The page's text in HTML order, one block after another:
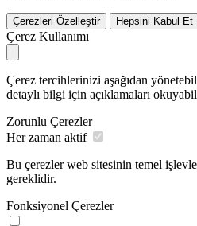
Çerezleri Özelleştir Hepsini Kabul Et
Çerez Kullanımı
Çerez tercihlerinizi aşağıdan
detaylı bilgi için açıklamaları
Zorunlu Çerezler
Her zaman aktif
Bu çerezler web sitesinin temel
gereklidir.
Fonksiyonel Çerezler